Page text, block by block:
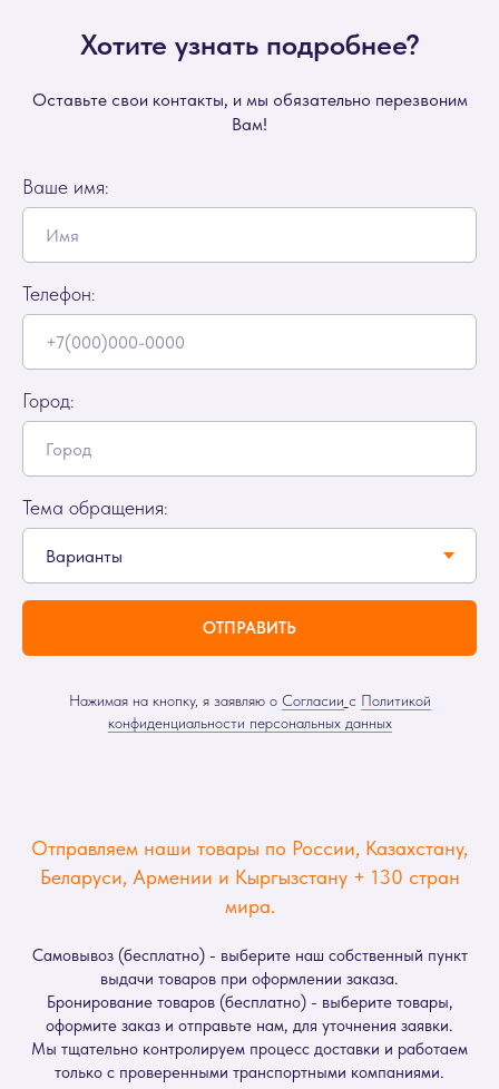
Хотите узнать подробнее?
Оставьте свои контакты, и мы обязательно перезвоним
Вам!
Ваше имя:
Телефон:
Город:
Тема обращения:
ОТПРАВИТЬ
Нажимая на кнопку, я заявляю о Согласии с Политикой
конфиденциальности персональных данных
Отправляем наши товары по России, Казахстану,
Беларуси, Армении и Кыргызстану + 130 стран
мира.
Самовывоз (бесплатно) - выберите наш собственный пункт
выдачи товаров при оформлении заказа.
Бронирование товаров (бесплатно) - выберите товары,
оформите заказ и отправьте нам, для уточнения заявки.
Мы тщательно контролируем процесс доставки и работаем
только с проверенными транспортными компаниями.